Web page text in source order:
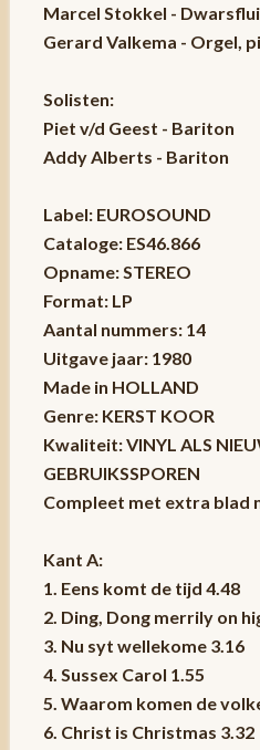
Marcel Stokkel -
Gerard Valkema - Orgel,
Solisten:
Piet v/d Geest - Bariton
Addy Alberts - Bariton
Label: EUROSOUND
Cataloge: ES46.866
Opname: STEREO
Format: LP
Aantal nummers: 14
Uitgave jaar: 1980
Made in HOLLAND
Genre: KERST KOOR
Kwaliteit: VINYL ALS
GEBRUIKSSPOREN
Compleet met extra blad
Kant A:
1. Eens komt de tijd 4.48
2. Ding, Dong merrily on
3. Nu syt wellekome 3.16
4. Sussex Carol 1.55
5. Waarom komen de
6. Christ is Christmas 3.32